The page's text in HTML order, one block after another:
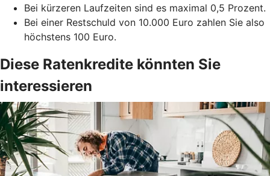
Bei kürzeren Laufzeiten sind es maximal 0,5 Prozent.
Bei einer Restschuld von 10.000 Euro zahlen Sie also
höchstens 100 Euro.
Diese Ratenkredite könnten Sie
interessieren